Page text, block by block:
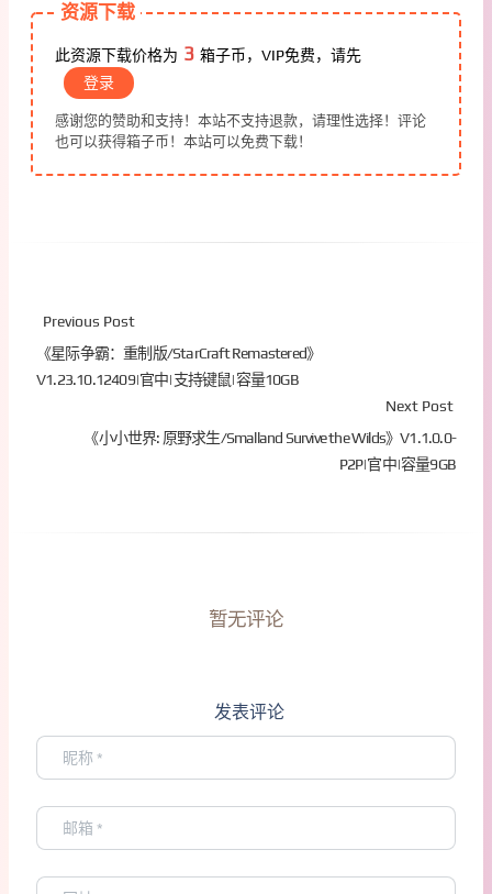
资源下载
此资源下载价格为 3 箱子币，VIP免费，请先
登录
感谢您的赞助和支持！本站不支持退款，请理性选择！评论
也可以获得箱子币！本站可以免费下载！
Previous Post
《星际争霸：重制版/StarCraft Remastered》
V1.23.10.12409|官中|支持键鼠|容量10GB
Next Post
《小小世界: 原野求生/Smalland Survive the Wilds》V1.1.0.0-
P2P|官中|容量9GB
暂无评论
发表评论